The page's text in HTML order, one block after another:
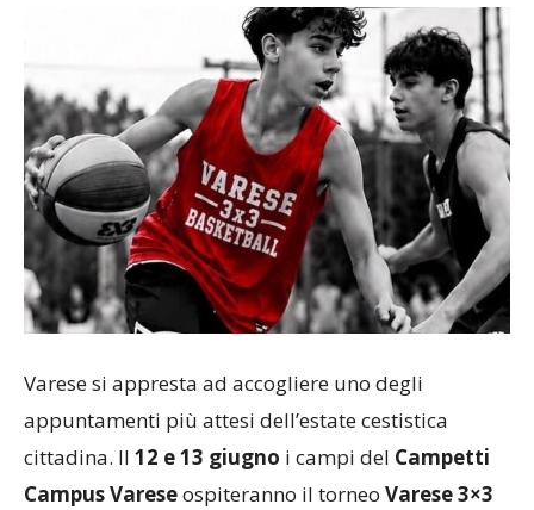
Varese si appresta ad accogliere uno degli
appuntamenti più attesi dell’estate cestistica
cittadina. Il 12 e 13 giugno i campi del Campetti
Campus Vareseospiteranno il torneo Varese 3×3